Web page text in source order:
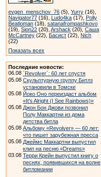
evgen_menschov_76 (5), Yurry (16),
Navigator77 (16), Ludo4ka (17), Polly
Beatloman (18), satanafrompashkovo
(19), Sion22 (20), Arshack (20), Саша
McCartney (22), Басист (22), Nich
(22)
Показать всех
Последние новости:
06.08 `Revolver`: 60 лет спустя
05.08 Скульптурную группу Битлз
установили в Томске
05.08 Йоко Оно переиздаст альбом
«It’s Alright (I See Rainbows)»
05.08 Джон Бон Джови позвонил
Полу Маккартни из дома
детства битла
05.08 Альбому «Revolver» — 60 лет:
что пишет зарубежная пресса
05.08 Джеймс Маккартни выпустил
клип на песню «Dreams»
03.08 Терри Крейн выпустил книгу о
песнях, появившихся на волне
битломании